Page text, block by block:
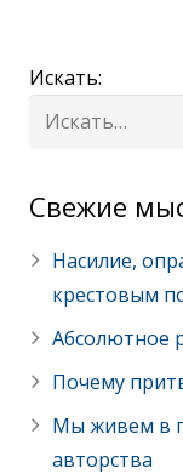
Искать:
Cвежие
Насилие,
крестовым
Абсолютное
Почему
Мы живем в
авторства